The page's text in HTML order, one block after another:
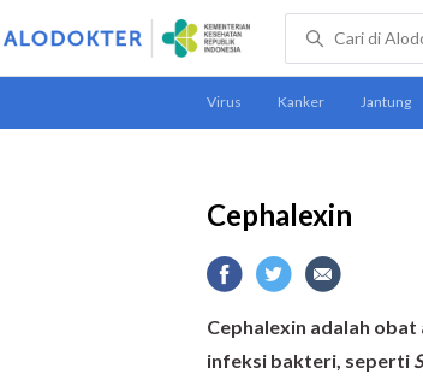
Cephalexin
Cephalexin adalah
infeksi bakteri, seperti